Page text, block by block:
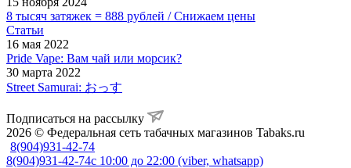
8 тысяч затяжек = 888 рублей / Снижаем цены
Статьи
16 мая 2022
Pride Vape: Вам чай или морсик?
30 марта 2022
Street Samurai: おっす
Подписаться на рассылку
2026 © Федеральная сеть табачных магазинов Tabaks.ru
8(904)931-42-74
8(904)931-42-74с 10:00 до 22:00 (viber, whatsapp)